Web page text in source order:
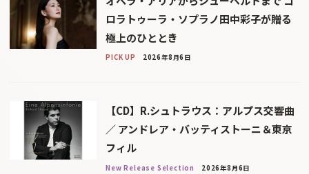
ロラトゥーラ・ソプラノ田中彩子が贈る
極上のひととき
PICK UP 2026年8月6日
【CD】R.シュトラウス：アルプス交響曲
／ アンドレア・バッティストーニ＆東京
フィル
New Release Selection 2026年8月6日